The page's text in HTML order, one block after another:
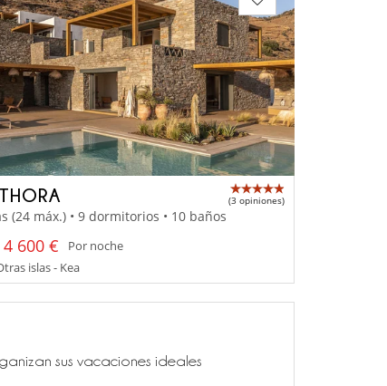
(3 opiniones)
(24 máx.) • 9 dormitorios • 10 baños
600 €
Por noche
islas - Kea
sus vacaciones ideales